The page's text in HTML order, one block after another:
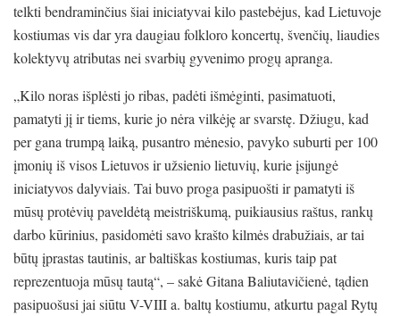
telkti bendraminčius šiai iniciatyvai kilo pastebėjus, kad Lietuvoje
kostiumas vis dar yra daugiau folkloro koncertų, švenčių, liaudies
kolektyvų atributas nei svarbių gyvenimo progų apranga.
„Kilo noras išplėsti jo ribas, padėti išmėginti, pasimatuoti,
pamatyti jį ir tiems, kurie jo nėra vilkėję ar svarstę. Džiugu, kad
per gana trumpą laiką, pusantro mėnesio, pavyko suburti per 100
įmonių iš visos Lietuvos ir užsienio lietuvių, kurie įsijungė
iniciatyvos dalyviais. Tai buvo proga pasipuošti ir pamatyti iš
mūsų protėvių paveldėtą meistriškumą, puikiausius raštus, rankų
darbo kūrinius, pasidomėti savo krašto kilmės drabužiais, ar tai
būtų įprastas tautinis, ar baltiškas kostiumas, kuris taip pat
reprezentuoja mūsų tautą“, – sakė Gitana Baliutavičienė, tądien
pasipuošusi jai siūtu V-VIII a. baltų kostiumu, atkurtu pagal Rytų